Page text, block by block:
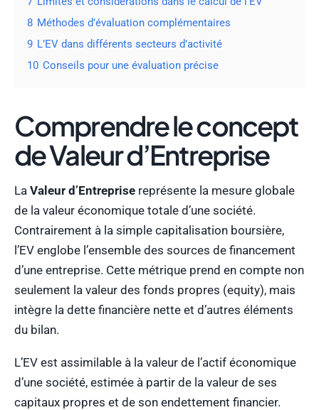
8 Méthodes d’évaluation complémentaires
9 L’EV dans différents secteurs d’activité
10 Conseils pour une évaluation précise
Comprendre le concept
de Valeur d’Entreprise
La Valeur d’Entreprise représente la mesure globale
de la valeur économique totale d’une société.
Contrairement à la simple capitalisation boursière,
l’EV englobe l’ensemble des sources de financement
d’une entreprise. Cette métrique prend en compte non
seulement la valeur des fonds propres (equity), mais
intègre la dette financière nette et d’autres éléments
du bilan.
L’EV est assimilable à la valeur de l’actif économique
d’une société, estimée à partir de la valeur de ses
capitaux propres et de son endettement financier.